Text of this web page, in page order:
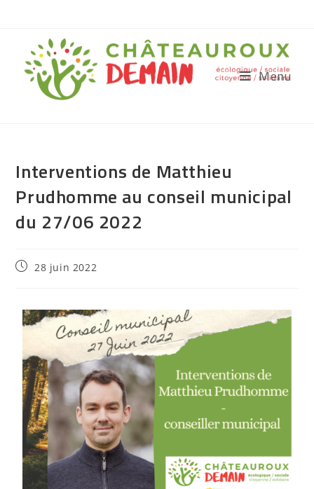
Menu
Interventions de Matthieu
Prudhomme au conseil municipal
du 27/06 2022
28 juin 2022